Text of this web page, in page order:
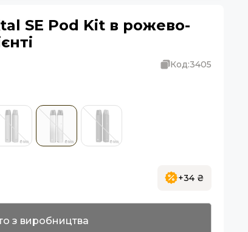
SE Pod Kit в рожево-
Код:3405
+34 ₴
з виробництва